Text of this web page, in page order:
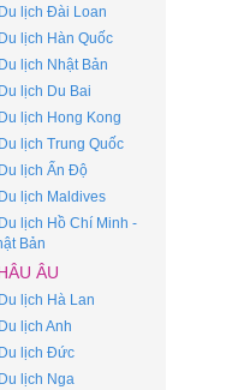
Du lịch Đài Loan
Du lịch Hàn Quốc
Du lịch Nhật Bản
Du lịch Du Bai
Du lịch Hong Kong
Du lịch Trung Quốc
Du lịch Ấn Độ
Du lịch Maldives
Du lịch Hồ Chí Minh -
Bản
ÂU
Du lịch Hà Lan
Du lịch Anh
Du lịch Đức
Du lịch Nga